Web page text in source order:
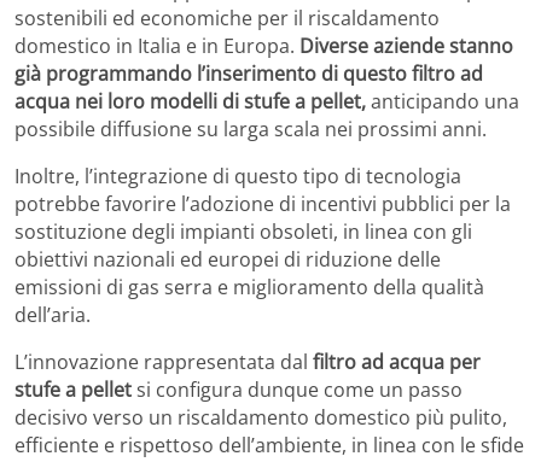
sostenibili ed economiche per il riscaldamento
domestico in Italia e in Europa. Diverse aziende stanno
già programmando l’inserimento di questo filtro ad
acqua nei loro modelli di stufe a pellet,anticipando una
possibile diffusione su larga scala nei prossimi anni.
Inoltre, l’integrazione di questo tipo di tecnologia
potrebbe favorire l’adozione di incentivi pubblici per la
sostituzione degli impianti obsoleti, in linea con gli
obiettivi nazionali ed europei di riduzione delle
emissioni di gas serra e miglioramento della qualità
dell’aria.
L’innovazione rappresentata dal filtro ad acqua per
stufe a pelletsi configura dunque come un passo
decisivo verso un riscaldamento domestico più pulito,
efficiente e rispettoso dell’ambiente, in linea con le sfide